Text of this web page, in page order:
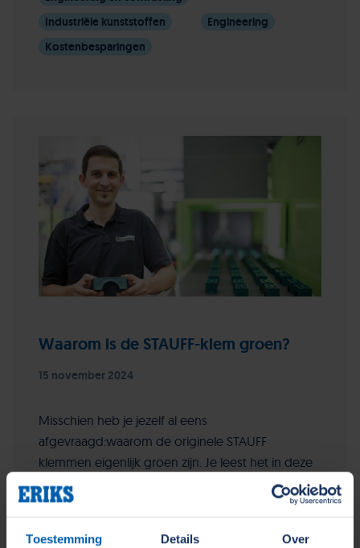
Toestemming Details Over
Industriële kunststoffen
Engineering
Kostenbesparingen
Waarom is de STAUFF-klem groen?
15 november 2024
Misschien heb je jezelf al eens
afgevraagd:waarom de originele STAUFF
klemmen eigenlijk groen zijn. Je leest het in deze
blog.